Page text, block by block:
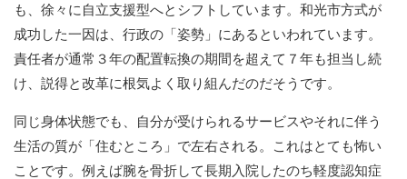
も、徐々に自立支援型へとシフトしています。和光市方式が
成功した一因は、行政の「姿勢」にあるといわれています。
責任者が通常３年の配置転換の期間を超えて７年も担当し続
け、説得と改革に根気よく取り組んだのだそうです。
同じ身体状態でも、自分が受けられるサービスやそれに伴う
生活の質が「住むところ」で左右される。これはとても怖い
ことです。例えば腕を骨折して長期入院したのち軽度認知症